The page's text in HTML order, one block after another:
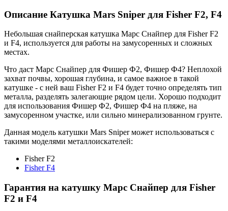
Описание Катушка Mars Sniper для Fisher F2, F4
Небольшая снайперская катушка Марс Снайпер для Fisher F2
и F4, используется для работы на замусоренных и сложных
местах.
Что даст Марс Снайпер для Фишер Ф2, Фишер Ф4? Неплохой
захват почвы, хорошая глубина, и самое важное в такой
катушке - с ней ваш Fisher F2 и F4 будет точно определять тип
металла, разделять залегающие рядом цели. Хорошо подходит
для использования Фишер Ф2, Фишер Ф4 на пляже, на
замусоренном участке, или сильно минерализованном грунте.
Данная модель катушки Mars Sniper может использоваться с
такими моделями металлоискателей:
Fisher F2
Fisher F4
Гарантия на катушку Марс Снайпер для Fisher
F2 и F4